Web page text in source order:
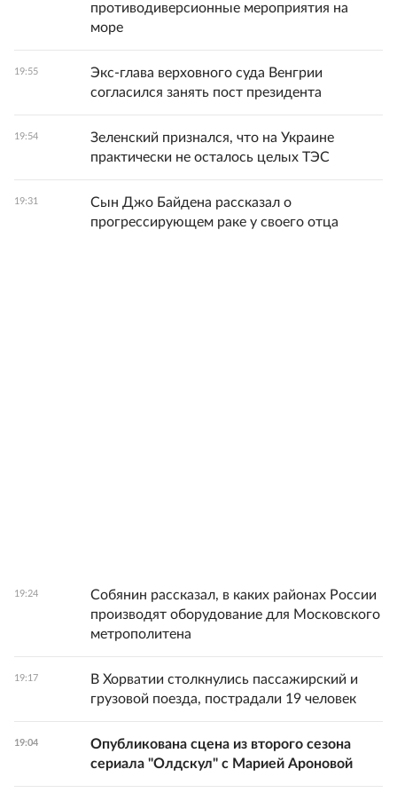
противодиверсионные мероприятия на
море
19:55
Экс-глава верховного суда Венгрии
согласился занять пост президента
19:54
Зеленский признался, что на Украине
практически не осталось целых ТЭС
19:31
Сын Джо Байдена рассказал о
прогрессирующем раке у своего отца
19:24
Собянин рассказал, в каких районах России
производят оборудование для Московского
метрополитена
19:17
В Хорватии столкнулись пассажирский и
грузовой поезда, пострадали 19 человек
19:04
Опубликована сцена из второго сезона
сериала "Олдскул" с Марией Ароновой